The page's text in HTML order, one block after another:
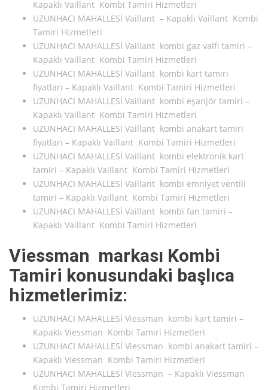
Kapaklı Vaillant Kombi Tamiri Hizmetleri
UZUNHACI MAHALLESİ Vaillant – Kapaklı Vaillant Kombi
Tamiri Hizmetleri
UZUNHACI MAHALLESİ Vaillant kombi gaz valfi tamiri –
Kapaklı Vaillant Kombi Tamiri Hizmetleri
UZUNHACI MAHALLESİ Vaillant kombi kart tamiri
fiyatları – Kapaklı Vaillant Kombi Tamiri Hizmetleri
UZUNHACI MAHALLESİ Vaillant kombi eşanjör tamiri –
Kapaklı Vaillant Kombi Tamiri Hizmetleri
UZUNHACI MAHALLESİ Vaillant kombi anakart tamiri
fiyatları – Kapaklı Vaillant Kombi Tamiri Hizmetleri
UZUNHACI MAHALLESİ Vaillant kombi elektronik kart
tamiri – Kapaklı Vaillant Kombi Tamiri Hizmetleri
UZUNHACI MAHALLESİ Vaillant kombi emniyet ventili
tamiri – Kapaklı Vaillant Kombi Tamiri Hizmetleri
UZUNHACI MAHALLESİ Vaillant kombi fan tamiri –
Kapaklı Vaillant Kombi Tamiri Hizmetleri
Viessman markası Kombi
Tamiri konusundaki başlıca
hizmetlerimiz:
UZUNHACI MAHALLESİ Viessman kombi kart tamiri –
Kapaklı Viessman Kombi Tamiri Hizmetleri
UZUNHACI MAHALLESİ Viessman kombi anakart tamiri –
Kapaklı Viessman Kombi Tamiri Hizmetleri
UZUNHACI MAHALLESİ Viessman – Kapaklı Viessman
Kombi Tamiri Hizmetleri